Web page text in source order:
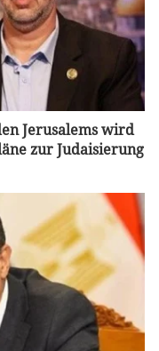
Jerusalems wird
zur Judaisierung